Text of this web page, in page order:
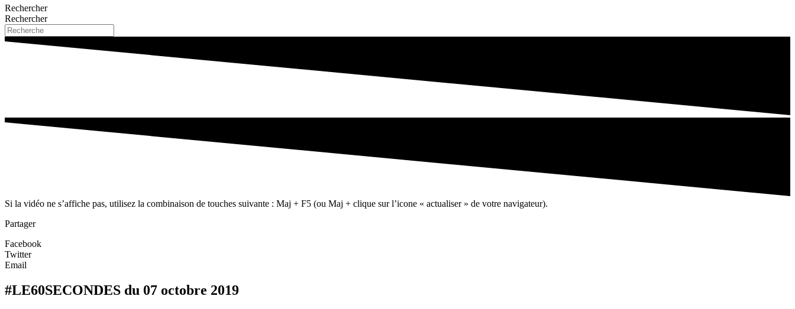
Rechercher
Rechercher
Si la vidéo ne s’affiche pas, utilisez la combinaison de touches suivante : Maj + F5 (ou Maj + clique sur l’icone « actualiser » de votre navigateur).
Partager
Facebook
Twitter
Email
#LE60SECONDES du 07 octobre 2019